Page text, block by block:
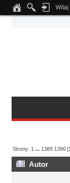
Notice: Undefined index:
Witaj
Strony: 1 ... 1389 1390 [
Autor